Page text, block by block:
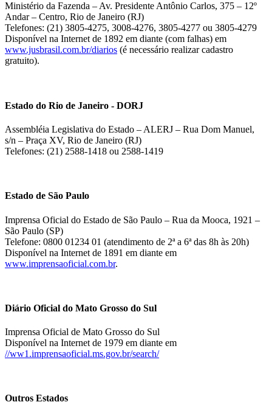
Ministério da Fazenda – Av. Presidente Antônio Carlos, 375 – 12º
Andar – Centro, Rio de Janeiro (RJ)
Telefones: (21) 3805-4275, 3008-4276, 3805-4277 ou 3805-4279
Disponível na Internet de 1892 em diante (com falhas) em
www.jusbrasil.com.br/diarios (é necessário realizar cadastro
gratuito).
Estado do Rio de Janeiro - DORJ
Assembléia Legislativa do Estado – ALERJ – Rua Dom Manuel,
s/n – Praça XV, Rio de Janeiro (RJ)
Telefones: (21) 2588-1418 ou 2588-1419
Estado de São Paulo
Imprensa Oficial do Estado de São Paulo – Rua da Mooca, 1921 –
São Paulo (SP)
Telefone: 0800 01234 01 (atendimento de 2ª a 6ª das 8h às 20h)
Disponível na Internet de 1891 em diante em
www.imprensaoficial.com.br.
Diário Oficial do Mato Grosso do Sul
Imprensa Oficial de Mato Grosso do Sul
Disponível na Internet de 1979 em diante em
//ww1.imprensaoficial.ms.gov.br/search/
Outros Estados